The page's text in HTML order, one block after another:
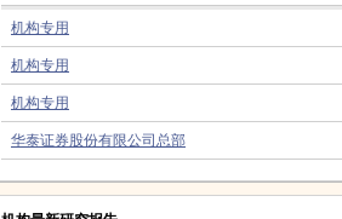
机构专用
机构专用
机构专用
华泰证券股份有限公司总部